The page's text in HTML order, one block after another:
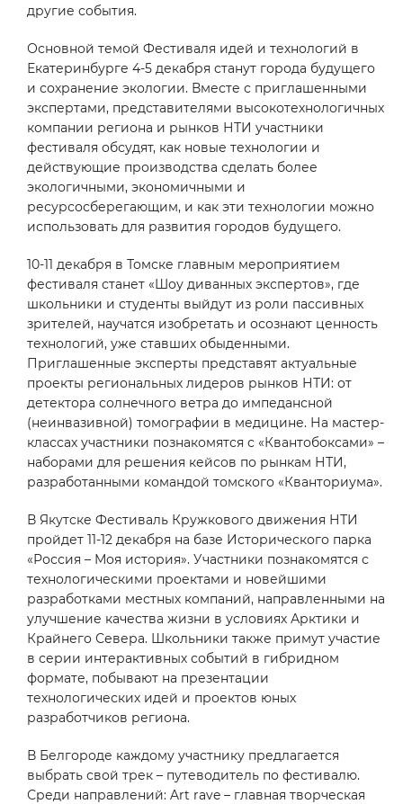
другие события.
Основной темой Фестиваля идей и технологий в
Екатеринбурге 4-5 декабря станут города будущего
и сохранение экологии. Вместе с приглашенными
экспертами, представителями высокотехнологичных
компании региона и рынков НТИ участники
фестиваля обсудят, как новые технологии и
действующие производства сделать более
экологичными, экономичными и
ресурсосберегающим, и как эти технологии можно
использовать для развития городов будущего.
10-11 декабря в Томске главным мероприятием
фестиваля станет «Шоу диванных экспертов», где
школьники и студенты выйдут из роли пассивных
зрителей, научатся изобретать и осознают ценность
технологий, уже ставших обыденными.
Приглашенные эксперты представят актуальные
проекты региональных лидеров рынков НТИ: от
детектора солнечного ветра до импедансной
(неинвазивной) томографии в медицине. На мастер-
классах участники познакомятся с «Квантобоксами» –
наборами для решения кейсов по рынкам НТИ,
разработанными командой томского «Кванториума».
В Якутске Фестиваль Кружкового движения НТИ
пройдет 11-12 декабря на базе Исторического парка
«Россия – Моя история». Участники познакомятся с
технологическими проектами и новейшими
разработками местных компаний, направленными на
улучшение качества жизни в условиях Арктики и
Крайнего Севера. Школьники также примут участие
в серии интерактивных событий в гибридном
формате, побывают на презентации
технологических идей и проектов юных
разработчиков региона.
В Белгороде каждому участнику предлагается
выбрать свой трек – путеводитель по фестивалю.
Среди направлений: Art rave – главная творческая